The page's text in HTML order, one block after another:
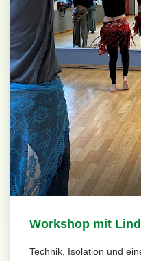
Workshop mit
Technik, Isolation und